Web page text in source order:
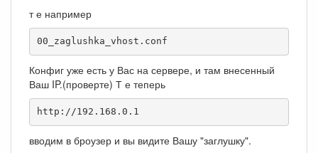
т е например
00_zaglushka_vhost.conf
Конфиг уже есть у Вас на сервере, и там внесенный
Ваш IP.(проверте) Т е теперь
http://192.168.0.1
вводим в броузер и вы видите Вашу "заглушку".